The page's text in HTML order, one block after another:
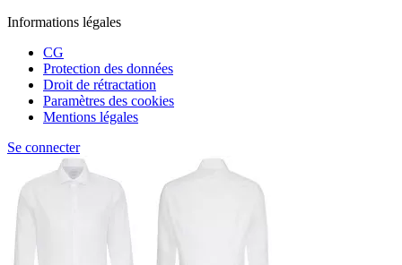
Informations légales
CG
Protection des données
Droit de rétractation
Paramètres des cookies
Mentions légales
Se connecter